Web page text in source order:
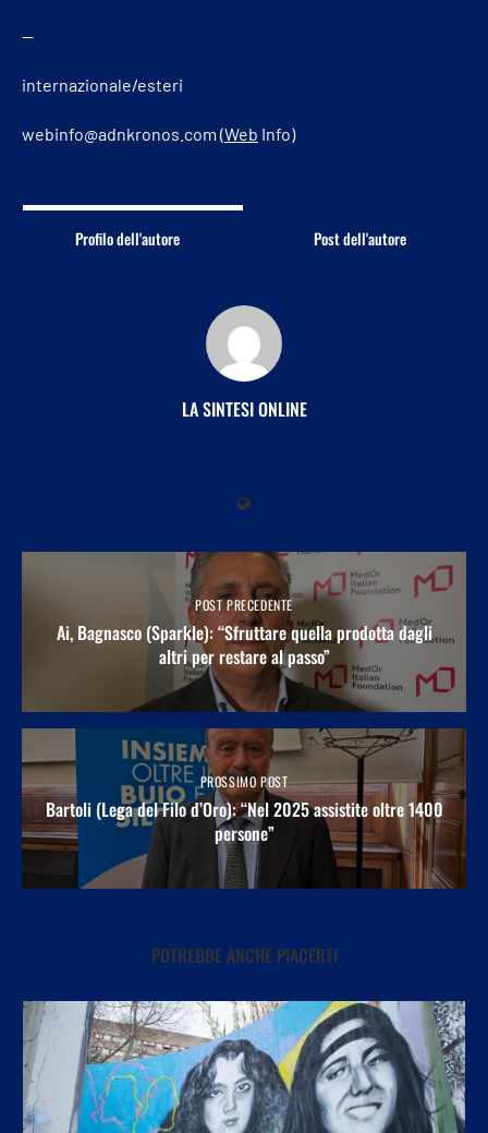
—
internazionale/esteri
webinfo@adnkronos.com (Web Info)
Profilo dell'autore Post dell'autore
LA SINTESI ONLINE
POST PRECEDENTE
Ai, Bagnasco (Sparkle): “Sfruttare quella prodotta dagli
altri per restare al passo”
PROSSIMO POST
Bartoli (Lega del Filo d’Oro): “Nel 2025 assistite oltre 1400
persone”
POTREBBE ANCHE PIACERTI